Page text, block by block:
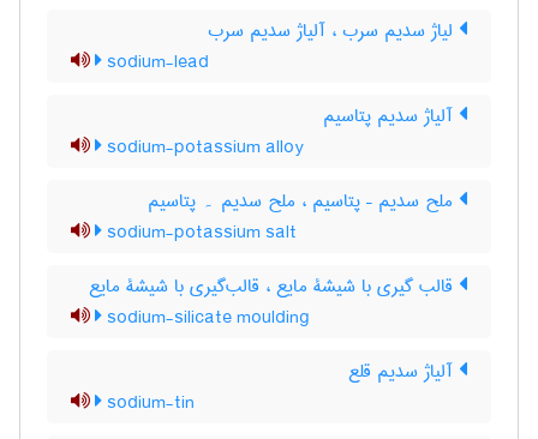
لیاژ سدیم سرب ، آلیاژ سدیم سرب
sodium-lead
آلیاژ سدیم پتاسیم
sodium-potassium alloy
ملح سدیم – پتاسیم ، ملح سدیم ۔ پتاسیم
sodium-potassium salt
قالب گیری با شیشۀ مایع ، قالب‌گیری با شیشۀ مایع
sodium-silicate moulding
آلیاژ سدیم قلع
sodium-tin